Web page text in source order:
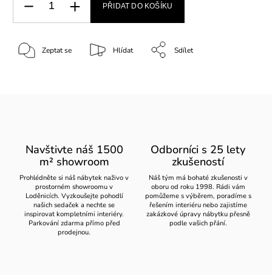
PŘIDAT DO KOŠÍKU
Zeptat se Hlídat Sdílet
Navštivte náš 1500
m² showroom
Prohlédněte si náš nábytek naživo v
prostorném showroomu v
Loděnicích. Vyzkoušejte pohodlí
našich sedaček a nechte se
inspirovat kompletními interiéry.
Parkování zdarma přímo před
prodejnou.
Odborníci s 25 lety
zkušeností
Náš tým má bohaté zkušenosti v
oboru od roku 1998. Rádi vám
pomůžeme s výběrem, poradíme s
řešením interiéru nebo zajistíme
zakázkové úpravy nábytku přesně
podle vašich přání.